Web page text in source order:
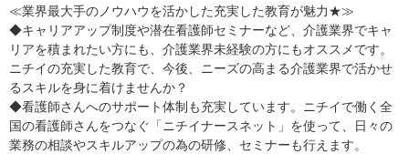
≪業界最大手のノウハウを活かした充実した教育が魅力★≫
◆キャリアアップ制度や潜在看護師セミナーなど、介護業界でキャ
リアを積まれたい方にも、介護業界未経験の方にもオススメです。
ニチイの充実した教育で、今後、ニーズの高まる介護業界で活かせ
るスキルを身に着けませんか？
◆看護師さんへのサポート体制も充実しています。ニチイで働く全
国の看護師さんをつなぐ「ニチイナースネット」を使って、日々の
業務の相談やスキルアップの為の研修、セミナーも行えます。